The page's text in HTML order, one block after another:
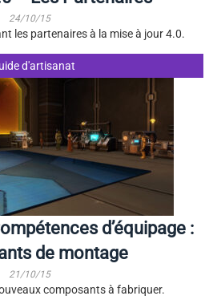
24/10/15
les partenaires à la mise à jour 4.0.
d'artisanat
d’équipage :
de montage
21/10/15
composants à fabriquer.